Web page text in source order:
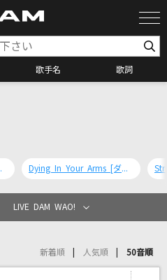
歌手名 歌詞
リクエスト
ヴズ] Dying In Your Arms [ダイイング・イン・ユア・アームズ]
LIVE DAM WAO!
新着順 人気順 50音順